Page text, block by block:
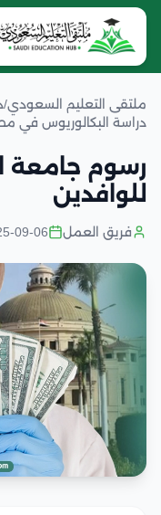
ملتقى التعليم السعودي/
دراسة البكالوريوس في
رسوم جامعة
للوافدين
فريق العمل 09-06